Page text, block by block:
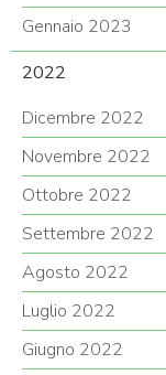
Gennaio 2023
2022
Dicembre 2022
Novembre 2022
Ottobre 2022
Settembre 2022
Agosto 2022
Luglio 2022
Giugno 2022